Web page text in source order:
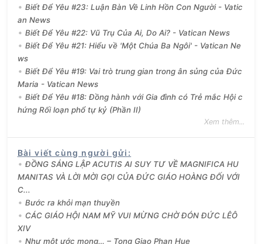
Biết Để Yêu #23: Luận Bàn Về Linh Hồn Con Người - Vatic
an News
Biết Để Yêu #22: Vũ Trụ Của Ai, Do Ai? - Vatican News
Biết Để Yêu #21: Hiểu về 'Một Chúa Ba Ngôi' - Vatican Ne
ws
Biết Để Yêu #19: Vai trò trung gian trong ân sủng của Đức
Maria - Vatican News
Biết Để Yêu #18: Đồng hành với Gia đình có Trẻ mắc Hội c
hứng Rối loạn phổ tự kỷ (Phần II)
Xem thêm...
Bài viết cùng người gửi :
ĐỒNG SÁNG LẬP ACUTIS AI SUY TƯ VỀ MAGNIFICA HU
MANITAS VÀ LỜI MỜI GỌI CỦA ĐỨC GIÁO HOÀNG ĐỐI VỚI
C...
Bước ra khỏi mạn thuyền
CÁC GIÁO HỘI NAM MỸ VUI MỪNG CHỜ ĐÓN ĐỨC LÊÔ
XIV
Như một ước mong… – Tong Giao Phan Hue